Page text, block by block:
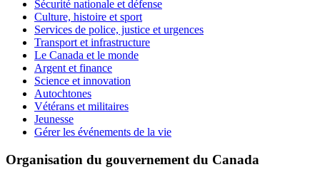
Sécurité nationale et défense
Culture, histoire et sport
Services de police, justice et urgences
Transport et infrastructure
Le Canada et le monde
Argent et finance
Science et innovation
Autochtones
Vétérans et militaires
Jeunesse
Gérer les événements de la vie
Organisation du gouvernement du Canada